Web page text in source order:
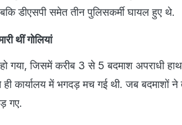
डीएसपी समेत तीन पुलिसकर्मी घायल हुए थे.
थीं गोलियां
गया, जिसमें करीब 3 से 5 बदमाश अपराधी
कार्यालय में भगदड़ मच गई थी. जब बदमाशों ने
गए.